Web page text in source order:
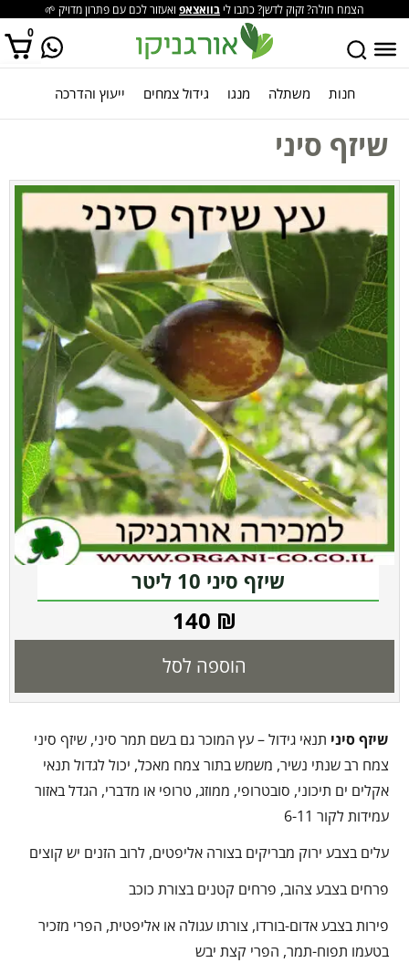
הצמח חולה? זקוק לדשן? כתבו לי בוואצאפ ואעזור לכם עם פתרון מדויק 🌱
0
אין מוצרים בסל הקניות. חנות משתלה מנגו גידול צמחים ייעוץ והדרכה
שיזף סיני
שיזף סיני 10 ליטר
140 ₪
הוספה לסל
שיזף סיני תנאי גידול – עץ המוכר גם בשם תמר סיני, שיזף סיני
צמח רב שנתי נשיר, משמש בתור צמח מאכל, יכול לגדול תנאי
אקלים ים תיכוני, סובטרופי, ממוזג, טרופי או מדברי, הגדל באזור
עמידות לקור 6-11
עלים בצבע ירוק מבריקים בצורה אליפטים, לרוב הזנים יש קוצים
פרחים בצבע צהוב, פרחים קטנים בצורת כוכב
פירות בצבע אדום-בורדו, צורתו עגולה או אליפטית, הפרי מזכיר
בטעמו תפוח-תמר, הפרי קצת יבש